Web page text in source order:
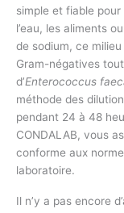
simple et fiable
l’eau, les aliments
de sodium, ce
Gram-négatives
d’Enterococcus
méthode des
pendant 24 à 48
CONDALAB, vous
conforme aux
laboratoire.
Il n’y a pas encore